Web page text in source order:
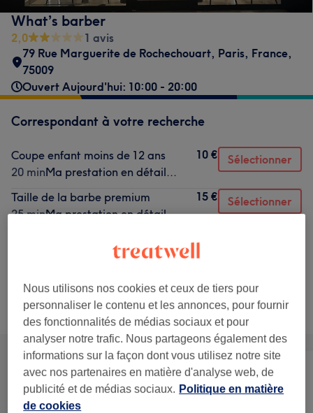
What’s barber
2,0
1 avis
79 Rue Marguerite de Rochechouart, Paris, France,
75009
Ouvert Aujourd'hui: 10:00 - 20:00
Correspondant à votre recherche
Coupe enfant moins de 12 ans
20 minMa prestation en détail...
10 € Sélectionner
Taille de la barbe premium
25 minMa prestation en détail...
15 € Sélectionner
Ma prestation en détail...
18 €
Ce n'est pas ce que vous recherchiez ?
Recherchez dans notre liste de prestations
Tout Coiffure Visage
Nous utilisons nos cookies et ceux de tiers pour
personnaliser le contenu et les annonces, pour fournir
des fonctionnalités de médias sociaux et pour
analyser notre trafic. Nous partageons également des
informations sur la façon dont vous utilisez notre site
avec nos partenaires en matière d'analyse web, de
publicité et de médias sociaux. Politique en matière
de cookies